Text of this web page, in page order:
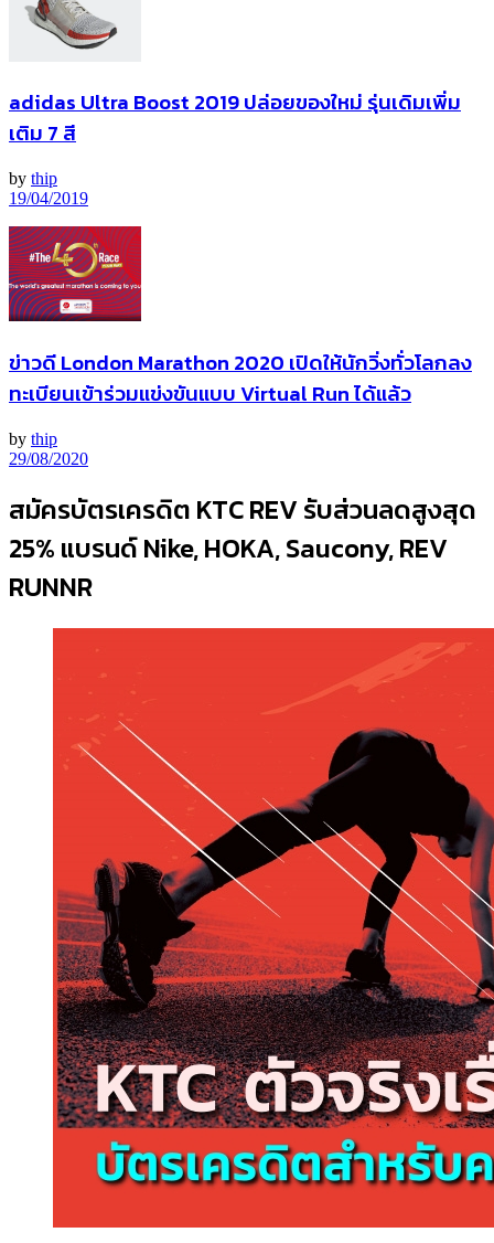
adidas Ultra Boost 2019 ปล่อยของใหม่ รุ่นเดิมเพิ่ม
เติม 7 สี
by thip
19/04/2019
ข่าวดี London Marathon 2020 เปิดให้นักวิ่งทั่วโลกลง
ทะเบียนเข้าร่วมแข่งขันแบบ Virtual Run ได้แล้ว
by thip
29/08/2020
สมัครบัตรเครดิต KTC REV รับส่วนลดสูงสุด
25% แบรนด์ Nike, HOKA, Saucony, REV
RUNNR